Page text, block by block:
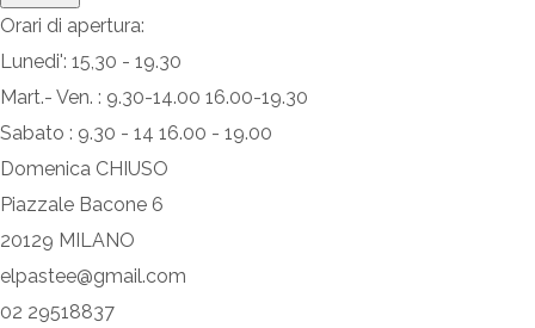
Orari di apertura:
Lunedi': 15,30 - 19.30
Mart.- Ven. : 9.30-14.00 16.00-19.30
Sabato : 9.30 - 14 16.00 - 19.00
Domenica CHIUSO
Piazzale Bacone 6
20129 MILANO
elpastee@gmail.com
02 29518837